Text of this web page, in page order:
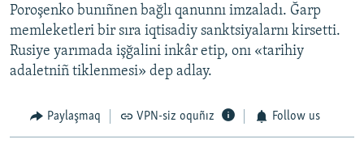
Poroşenko bunıñnen bağlı qanunnı imzaladı. Ğarp
memleketleri bir sıra iqtisadiy sanktsiyalarnı kirsetti.
Rusiye yarımada işğalini inkâr etip, onı «tarihiy
adaletniñ tiklenmesi» dep adlay.
Paylaşmaq VPN-siz oquñız Follow us